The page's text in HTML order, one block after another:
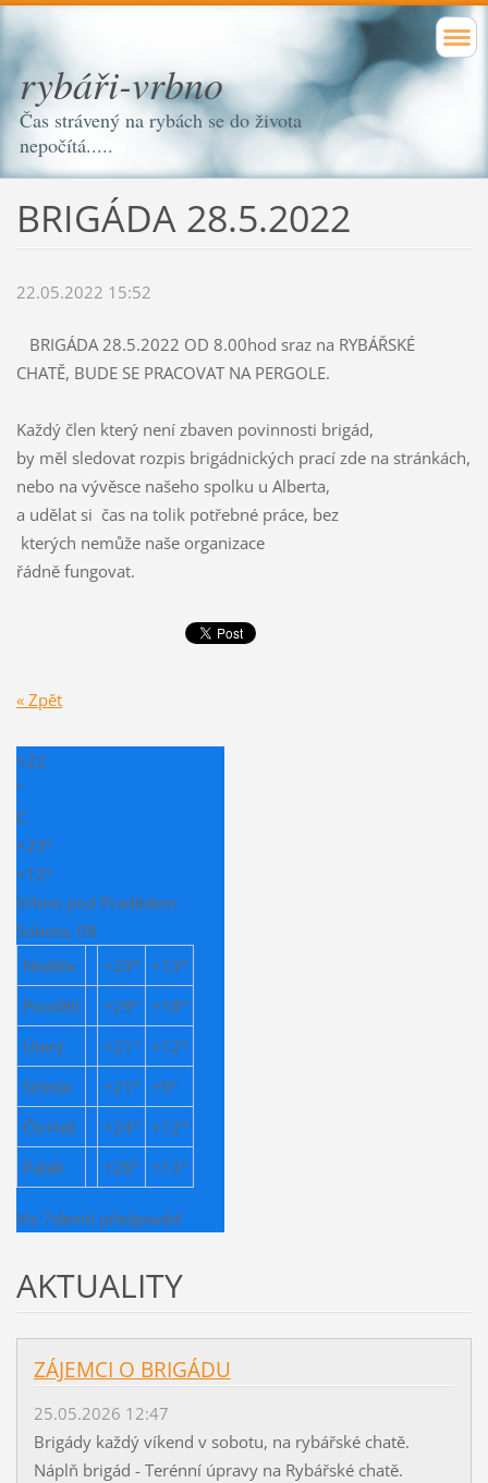
rybáři-vrbno
Čas strávený na rybách se do života
nepočítá.....
BRIGÁDA 28.5.2022
22.05.2022 15:52
BRIGÁDA 28.5.2022 OD 8.00hod sraz na RYBÁŘSKÉ
CHATĚ, BUDE SE PRACOVAT NA PERGOLE.
Každý člen který není zbaven povinnosti brigád,
by měl sledovat rozpis brigádnických prací zde na stránkách,
nebo na vývěsce našeho spolku u Alberta,
a udělat si čas na tolik potřebné práce, bez
kterých nemůže naše organizace
řádně fungovat.
« Zpět
+22
°
C
+23°
+12°
Vrbno pod Pradědem
Sobota, 08
Neděle
+29° +13°
Pondělí
+29° +18°
Úterý
+21° +12°
Středa
+21° +9°
Čtvrtek
+24° +12°
Pátek
+28° +13°
Viz 7denní předpověď
AKTUALITY
ZÁJEMCI O BRIGÁDU
25.05.2026 12:47
Brigády každý víkend v sobotu, na rybářské chatě.
Náplň brigád - Terénní úpravy na Rybářské chatě.